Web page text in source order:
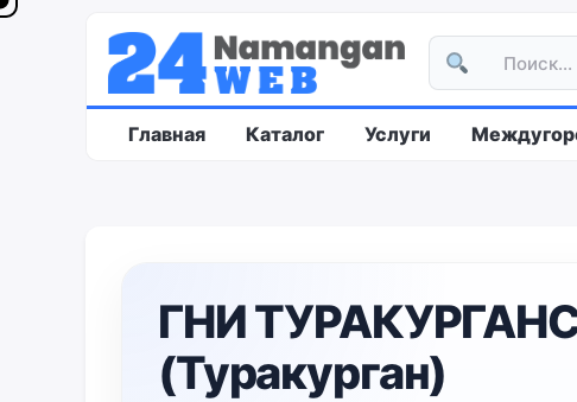
Главная Каталог Услуги
ГНИ
(Туракурган)